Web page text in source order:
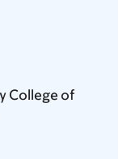
College of